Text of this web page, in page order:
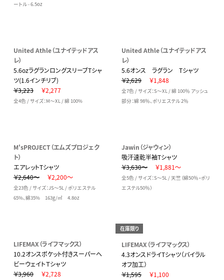
ートル - 6.5oz
United Athle（ユナイテッドアス
レ）
5.6ozラグランロングスリーブTシャ
ツ(1.6インチリブ)
￥3,223
￥2,277
全4色 / サイズ：M～XL / 綿 100%
United Athle（ユナイテッドアス
レ）
5.6オンス ラグラン Tシャツ
￥2,629
￥1,848
全7色 / サイズ：S～XL / 綿 100％ アッシュ
部分：綿 98％、ポリエステル 2％
M'sPROJECT（エムズプロジェク
ト）
エアレットTシャツ
￥2,640～
￥2,200～
全23色 / サイズ：JS～5L / ポリエステル
65%、綿35% 163g/㎡ 4.8oz
Jawin（ジャウィン）
吸汗速乾半袖Tシャツ
￥3,630～
￥1,881～
全5色 / サイズ：S～5L / 天竺（綿50％・ポリ
エステル50％）
LIFEMAX（ライフマックス）
10.2オンスポケット付きスーパーヘ
ビーウェイトＴシャツ
￥3,960
￥2,728
在庫限り
LIFEMAX（ライフマックス）
4.3オンスドライTシャツ（バイラル
オフ加工）
￥1,595
￥1,100